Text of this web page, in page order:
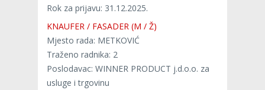
Rok za prijavu: 31.12.2025.
KNAUFER / FASADER (M / Ž)
Mjesto rada: METKOVIĆ
Traženo radnika: 2
Poslodavac: WINNER PRODUCT j.d.o.o. za
usluge i trgovinu